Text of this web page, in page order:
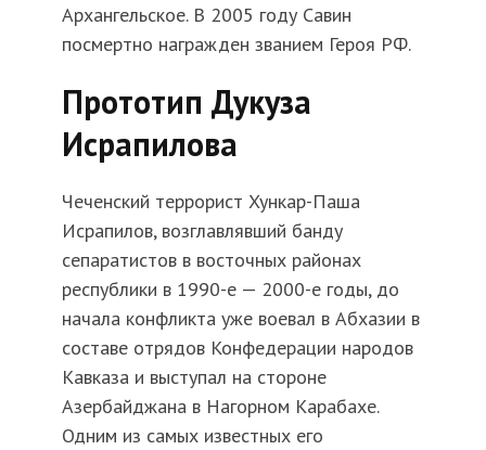
Архангельское. В 2005 году Савин
посмертно награжден званием Героя РФ.
Прототип Дукуза
Исрапилова
Чеченский террорист Хункар-Паша
Исрапилов, возглавлявший банду
сепаратистов в восточных районах
республики в 1990-е — 2000-е годы, до
начала конфликта уже воевал в Абхазии в
составе отрядов Конфедерации народов
Кавказа и выступал на стороне
Азербайджана в Нагорном Карабахе.
Одним из самых известных его